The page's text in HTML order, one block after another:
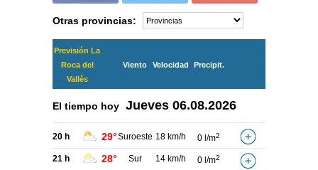
Otras provincias:
Previsión La
Roca del
Vallès
Viento Velocidad Precipit.
El tiempo hoy Jueves 06.08.2026
20 h 29°Suroeste 18 km/h 0 l/m2
21 h 28° Sur 14 km/h 0 l/m2